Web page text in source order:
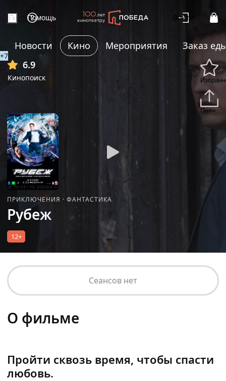
Помощь Войти
Новости Кино Мероприятия
Заказ
6.9
Кинопоиск
+7
ПРИКЛЮЧЕНИЯ · ФАНТАСТИКА
Рубеж
12+
Сеансов нет
О фильме
Пройти сквозь время, чтобы спасти
любовь.